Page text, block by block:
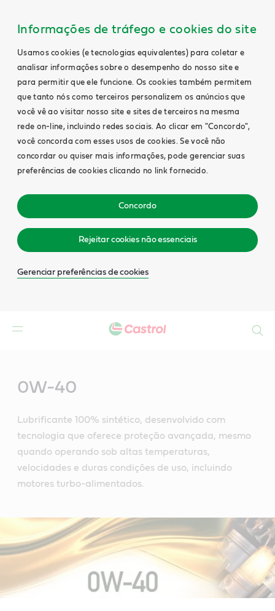
Informações de tráfego e cookies do site
Usamos cookies (e tecnologias equivalentes) para coletar e
analisar informações sobre o desempenho do nosso site e
para permitir que ele funcione. Os cookies também permitem
que tanto nós como terceiros personalizem os anúncios que
você vê ao visitar nosso site e sites de terceiros na mesma
rede on-line, incluindo redes sociais. Ao clicar em "Concordo",
você concorda com esses usos de cookies. Se você não
concordar ou quiser mais informações, pode gerenciar suas
preferências de cookies clicando no link fornecido.
Concordo
Rejeitar cookies não essenciais
Gerenciar preferências de cookies
0W-40
Lubrificante 100% sintético, desenvolvido com
tecnologia que oferece proteção avançada, mesmo
quando operando sob altas temperaturas,
velocidades e duras condições de uso, incluindo
motores turbo-alimentados.